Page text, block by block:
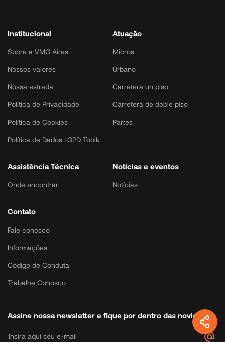
Institucional
Sobre a VMG Aires
Nossos valores
Nossa estrada
Política de Privacidade
Política de Cookies
Política de Dados LGPD Toolk
Atuação
Micros
Urbano
Carretera un piso
Carretera de doble piso
Partes
Assistência Técnica
Onde encontrar
Notícias e eventos
Notícias
Contato
Fale conosco
Informações
Código de Conduta
Trabalhe Conosco
Assine nossa newsletter e fique por dentro das novidades